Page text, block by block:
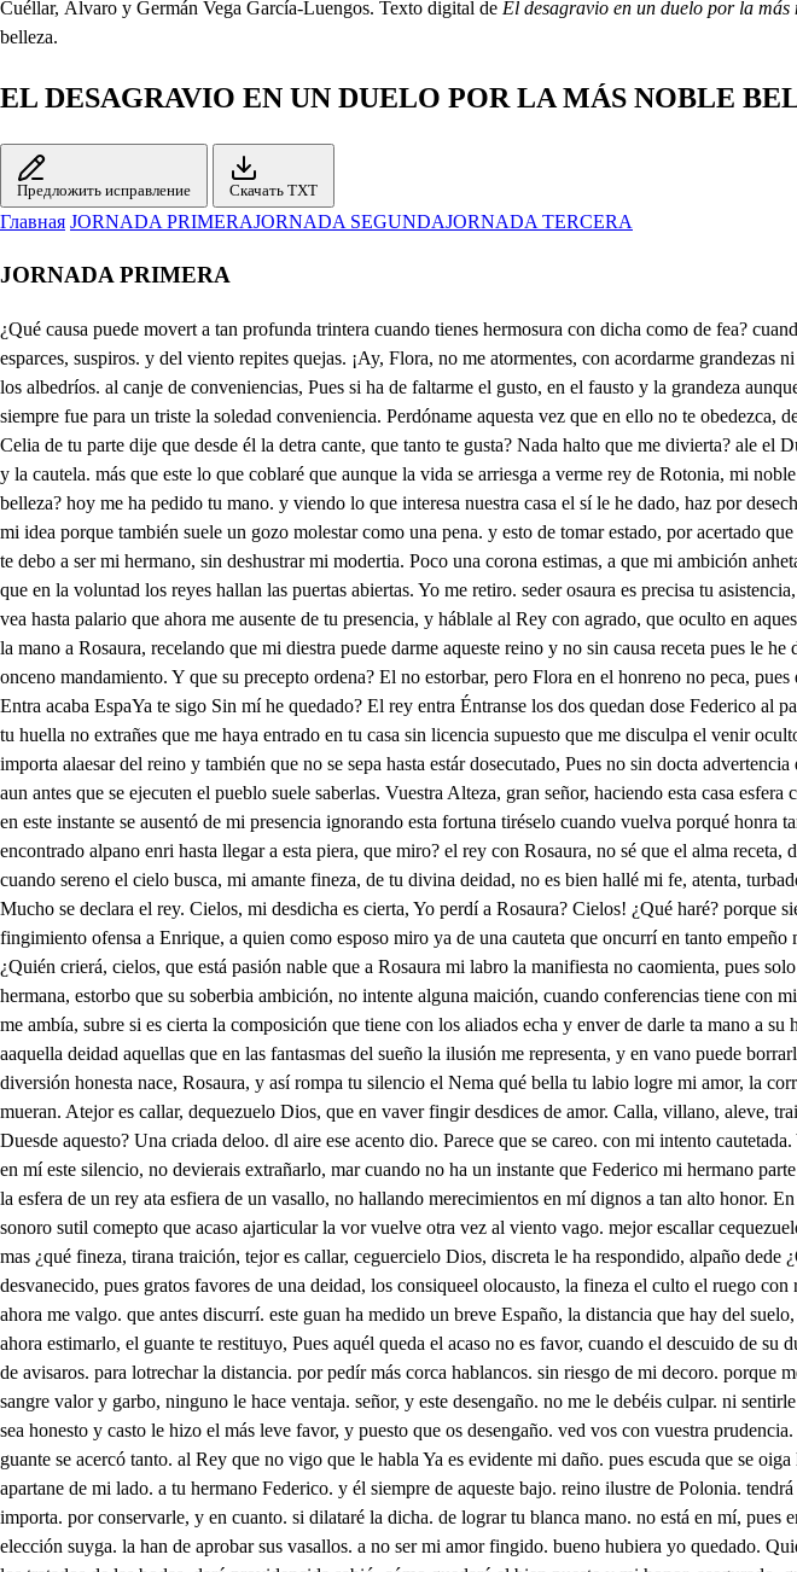
Cuéllar, Álvaro y Germán Vega García-Luengos. Texto digital de El desagravio en un duelo por la más
belleza.
EL DESAGRAVIO EN UN DUELO POR LA MÁS NOBLE
Предложить исправление Скачать TXT
Главная JORNADA PRIMERAJORNADA SEGUNDAJORNADA TERCERA
JORNADA PRIMERA
¿Qué causa puede movert a tan profunda trintera cuando tienes hermosura con dicha como de fea? cuando te aclama golonia, con aplausos por su reina. cuando será el Rey tu esposo, que idolatra tu belleza al aire esparces, suspiros. y del viento repites quejas. ¡Ay, Flora, no me atormentes, con acordarme grandezas ni dichas que para mí. se han de convertir empeñas. Enrique, oy te perdí Mal haya el hado que intenta violentar los albedríos. al canje de conveniencias, Pues si ha de faltarme el gusto, en el fausto y la grandeza aunque las dichas me sobren de que han de servirme ellas Déjame sola, por Dios, que así descansa mi pena pues siempre fue para un triste la soledad conveniencia. Perdóname aquesta vez que en ello no te obedezca, desde aqueste gavinete que caen ael jardín sus rejas puedes esparcir la vista, y divertir tu tristeza, pues ya la Celia de tu parte dije que desde él la detra cante, que tanto te gusta? Nada halto que me divierta? ale el Duque ederico La ambición de una corona, que de sobresaltos cuesta, si afuerra ha de conquistarse del desvelo y la cautela. más que este lo que coblaré que aunque la vida se arriesga a verme rey de Rotonia, mi noble ambición anhela. Rosaura, cómo tan triste oy eclipsas tu belleza cuando no ignoras que el rey idolatra tu belleza? hoy me ha pedido tu mano. y viendo lo que interesa nuestra casa el sí le he dado, haz por desechar la pena, pues que consigues la gloria de ser de Polonia reina. No es melancolia hermano la que suspende mi idea porque también suele un gozo molestar como una pena. y esto de tomar estado, por acertado que sea también hace novedad, y más en quien no desea tomarle con otro fin, que cumplir con la obediencia que te debo a ser mi hermano, sin deshustrar mi modertia. Poco una corona estimas, a que mi ambición anheta. trata, pues de prevenirte porque es forzoso que sea. EspSeñor, acá todo el rey se entra sin pedir cirencia que en la voluntad los reyes hallan las puertas abiertas. Yo me retiro. seder osaura es precisa tu asistencia, pues con licencias de esposo te viene a ver. abra pena que iguale a la mía. se der dele porque importa no me vea hasta palario que ahora me ausente de tu presencia, y háblale al Rey con agrado, que oculto en aquesta piera escucho, apurar intento si es amor o si es cautela para tenerme obligado, la repetida promesa de dar la mano a Rosaura, recelando que mi diestra puede darme aqueste reino y no sin causa receta pues le he de lograr, si acaso no mees la fortuna adversa. Ven desparrago. esparala ve que quebrantar no quisiera el onceno mandamiento. Y que su precepto ordena? El no estorbar, pero Flora en el honreno no peca, pues en ver de estorbar hace bien su oficio de terrera. Mientes pícaro. EspaNo agravian a nadie las alcahuetas. Entra acaba EspaYa te sigo Sin mí he quedado? El rey entra Éntranse los dos quedan dose Federico al paño. sa deel deyo Hermosísima Rosaura, por quien el mayo granjea la fragancia de sus flores, al contacto de tu huella no extrañes que me haya entrado en tu casa sin licencia supuesto que me disculpa el venir oculto a ella, a buscar a Federico, donde sin recelos pueda de que ninguno nos oiga hablar en una materia qué importa alaesar del reino y también que no se sepa hasta estár dosecutado, Pues no sin docta advertencia dicen son de los palacios las paredes de vidrieras, pues por ellas se traslucen cuantas mágsimas se intentan y aun antes que se ejecuten el pueblo suele saberlas. Vuestra Alteza, gran señor, haciendo esta casa esfera con su esplendor soberano ymanando su grandeza, favorece a sus vasallos, con excesivas finezas. Federico en este instante se ausentó de mi presencia ignorando esta fortuna tiréselo cuando vuelva porqué honra tan superior el señor os agradezca, que mi ta da dan ro hala Poes, con qué agradecerla. el cuarto abierto he encontrado alpano enri hasta llegar a esta piera, que miro? el rey con Rosaura, no sé que el alma receta, desde aquí podré escuchar si es mi receto evidencia. Esa noble turbación suspende, Rosaura bella pues cuando sereno el cielo busca, mi amante fineza, de tu divina deidad, no es bien hallé mi fe, atenta, turbado el sol en tu rostro, y en tus ojos las estrellas. Que digan los hombres esto, y haya quien monja serquiera. Mucho se declara el rey. Cielos, mi desdicha es cierta, Yo perdí a Rosaura? Cielos! ¿Qué haré? porque siendo fuerza por escucharme mi hermano que corresponda a la hueña al favor del Rey a un digo en el fingimiento ofensa a Enrique, a quien como esposo miro ya de una cauteta que oncurrí en tanto empeño me valdré para que entienda el rey, sin que pueda ohirto mi hermano que soy ajena y que no puedo ser suya. ¿Quién crierá, cielos, que está pasión nable que a Rosaura mi labro la manifiesta no caomienta, pues solo intustria es que finge mi cauteta pues persuadiendo a él